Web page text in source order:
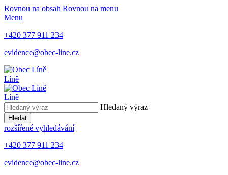
Rovnou na obsah Rovnou na menu
Menu
+420 377 911 234
evidence@obec-line.cz
Líně
Líně
Hledaný výraz
Hledat
rozšířené vyhledávání
+420 377 911 234
evidence@obec-line.cz